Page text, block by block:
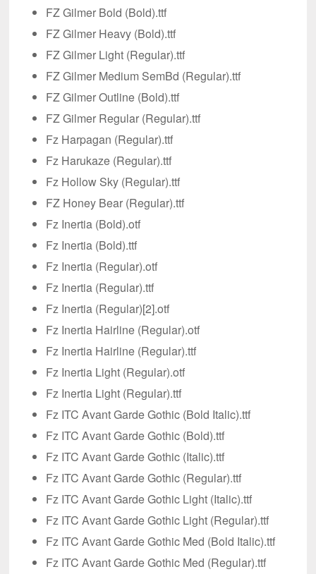
FZ Gilmer Bold (Bold).ttf
FZ Gilmer Heavy (Bold).ttf
FZ Gilmer Light (Regular).ttf
FZ Gilmer Medium SemBd (Regular).ttf
FZ Gilmer Outline (Bold).ttf
FZ Gilmer Regular (Regular).ttf
Fz Harpagan (Regular).ttf
Fz Harukaze (Regular).ttf
Fz Hollow Sky (Regular).ttf
FZ Honey Bear (Regular).ttf
Fz Inertia (Bold).otf
Fz Inertia (Bold).ttf
Fz Inertia (Regular).otf
Fz Inertia (Regular).ttf
Fz Inertia (Regular)[2].otf
Fz Inertia Hairline (Regular).otf
Fz Inertia Hairline (Regular).ttf
Fz Inertia Light (Regular).otf
Fz Inertia Light (Regular).ttf
Fz ITC Avant Garde Gothic (Bold Italic).ttf
Fz ITC Avant Garde Gothic (Bold).ttf
Fz ITC Avant Garde Gothic (Italic).ttf
Fz ITC Avant Garde Gothic (Regular).ttf
Fz ITC Avant Garde Gothic Light (Italic).ttf
Fz ITC Avant Garde Gothic Light (Regular).ttf
Fz ITC Avant Garde Gothic Med (Bold Italic).ttf
Fz ITC Avant Garde Gothic Med (Regular).ttf